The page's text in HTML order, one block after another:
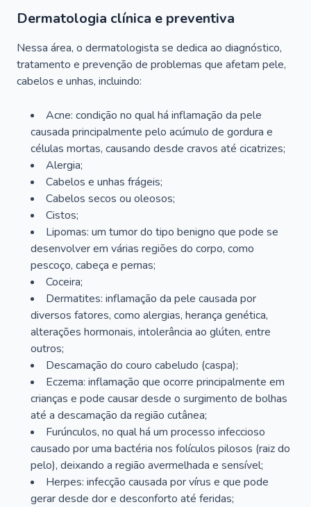
Dermatologia clínica e preventiva
Nessa área, o dermatologista se dedica ao diagnóstico,
tratamento e prevenção de problemas que afetam pele,
cabelos e unhas, incluindo:
Acne: condição no qual há inflamação da pele
causada principalmente pelo acúmulo de gordura e
células mortas, causando desde cravos até cicatrizes;
Alergia;
Cabelos e unhas frágeis;
Cabelos secos ou oleosos;
Cistos;
Lipomas: um tumor do tipo benigno que pode se
desenvolver em várias regiões do corpo, como
pescoço, cabeça e pernas;
Coceira;
Dermatites: inflamação da pele causada por
diversos fatores, como alergias, herança genética,
alterações hormonais, intolerância ao glúten, entre
outros;
Descamação do couro cabeludo (caspa);
Eczema: inflamação que ocorre principalmente em
crianças e pode causar desde o surgimento de bolhas
até a descamação da região cutânea;
Furúnculos, no qual há um processo infeccioso
causado por uma bactéria nos folículos pilosos (raiz do
pelo), deixando a região avermelhada e sensível;
Herpes: infecção causada por vírus e que pode
gerar desde dor e desconforto até feridas;